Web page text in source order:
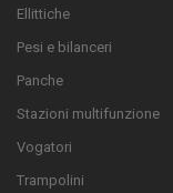
Ellittiche
Pesi e bilanceri
Panche
Stazioni multifunzione
Vogatori
Trampolini